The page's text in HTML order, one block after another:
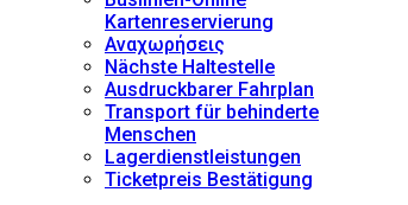
Kartenreservierung
Αναχωρήσεις
Nächste Haltestelle
Αusdruckbarer Fahrplan
Transport für behinderte
Menschen
Lagerdienstleistungen
Ticketpreis Bestätigung